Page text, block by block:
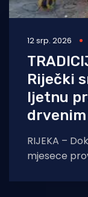
12 srp. 2026
Riječki
ljetnu
RIJEKA –
mjesece
Rijeka